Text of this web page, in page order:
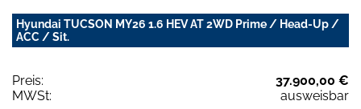
Hyundai TUCSON MY26 1.6 HEV AT 2WD Prime / Head-Up /
ACC / Sit.
Preis:
37.900,00 €
MWSt:
ausweisbar